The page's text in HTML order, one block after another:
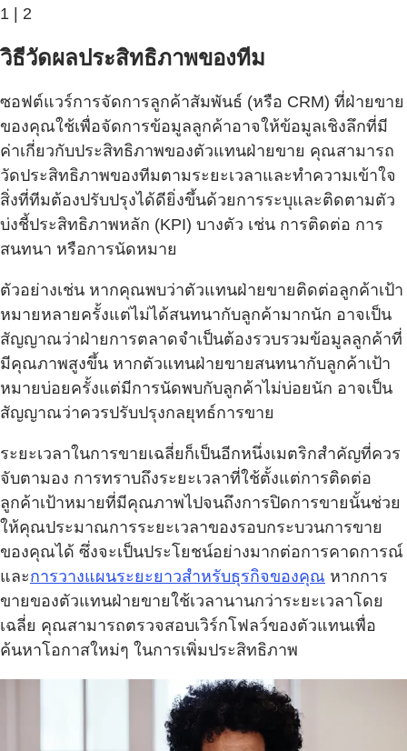
1 | 2
วิธีวัดผลประสิทธิภาพของทีม
ซอฟต์แวร์การจัดการลูกค้าสัมพันธ์ (หรือ CRM) ที่ฝ่ายขาย
ของคุณใช้เพื่อจัดการข้อมูลลูกค้าอาจให้ข้อมูลเชิงลึกที่มี
ค่าเกี่ยวกับประสิทธิภาพของตัวแทนฝ่ายขาย คุณสามารถ
วัดประสิทธิภาพของทีมตามระยะเวลาและทำความเข้าใจ
สิ่งที่ทีมต้องปรับปรุงได้ดียิ่งขึ้นด้วยการระบุและติดตามตัว
บ่งชี้ประสิทธิภาพหลัก (KPI) บางตัว เช่น การติดต่อ การ
สนทนา หรือการนัดหมาย
ตัวอย่างเช่น หากคุณพบว่าตัวแทนฝ่ายขายติดต่อลูกค้าเป้า
หมายหลายครั้งแต่ไม่ได้สนทนากับลูกค้ามากนัก อาจเป็น
สัญญาณว่าฝ่ายการตลาดจำเป็นต้องรวบรวมข้อมูลลูกค้าที่
มีคุณภาพสูงขึ้น หากตัวแทนฝ่ายขายสนทนากับลูกค้าเป้า
หมายบ่อยครั้งแต่มีการนัดพบกับลูกค้าไม่บ่อยนัก อาจเป็น
สัญญาณว่าควรปรับปรุงกลยุทธ์การขาย
ระยะเวลาในการขายเฉลี่ยก็เป็นอีกหนึ่งเมตริกสำคัญที่ควร
จับตามอง การทราบถึงระยะเวลาที่ใช้ตั้งแต่การติดต่อ
ลูกค้าเป้าหมายที่มีคุณภาพไปจนถึงการปิดการขายนั้นช่วย
ให้คุณประมาณการระยะเวลาของรอบกระบวนการขาย
ของคุณได้ ซึ่งจะเป็นประโยชน์อย่างมากต่อการคาดการณ์
และการวางแผนระยะยาวสำหรับธุรกิจของคุณ หากการ
ขายของตัวแทนฝ่ายขายใช้เวลานานกว่าระยะเวลาโดย
เฉลี่ย คุณสามารถตรวจสอบเวิร์กโฟลว์ของตัวแทนเพื่อ
ค้นหาโอกาสใหม่ๆ ในการเพิ่มประสิทธิภาพ